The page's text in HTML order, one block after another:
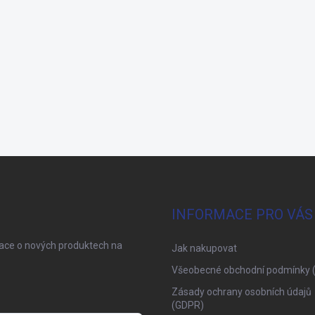
o nových produktech na
INFORMACE PRO VÁS
Jak nakupovat
Všeobecné obchodní podmínky
Zásady ochrany osobních údajů
(GDPR)